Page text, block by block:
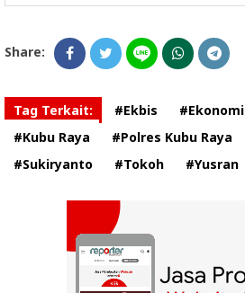
Share:
Tag Terkait: #Ekbis #Ekonomi
#Kubu Raya
#Polres Kubu Raya
#Sukiryanto
#Tokoh #Yusran